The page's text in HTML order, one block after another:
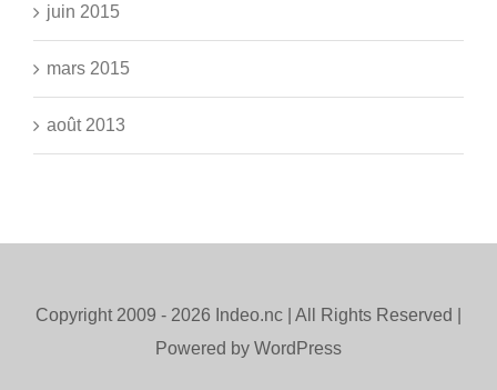
juin 2015
mars 2015
août 2013
Copyright 2009 - 2026 Indeo.nc | All Rights Reserved |
Powered by WordPress